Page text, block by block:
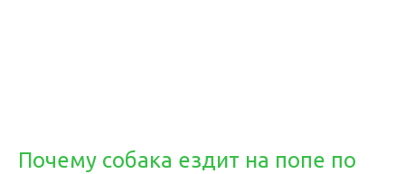
Почему собака ездит на попе по